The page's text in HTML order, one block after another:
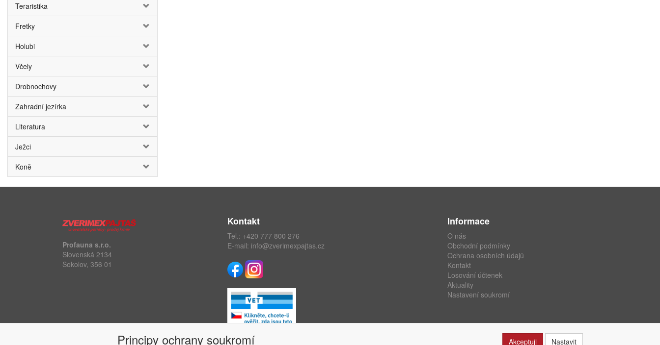
Teraristika
Fretky
Holubi
Včely
Drobnochovy
Zahradní jezírka
Literatura
Ježci
Koně
Profauna s.r.o.
Slovenská 2134
Sokolov, 356 01
Kontakt
Tel.: +420 777 800 276
E-mail: info@zverimexpajtas.cz
Informace
O nás
Obchodní podmínky
Ochrana osobních údajů
Kontakt
Losování účtenek
Aktuality
Nastavení soukromí
Principy ochrany soukromí Akceptuji Nastavit